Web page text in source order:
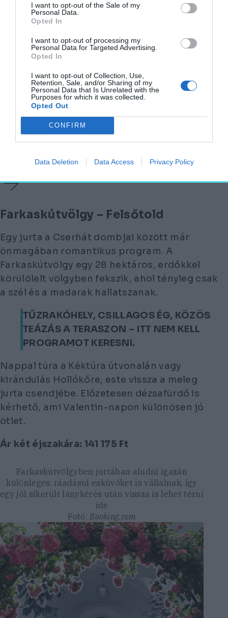
I want to opt-out of the Sale of my
Personal Data.
Opted In
I want to opt-out of processing my
Personal Data for Targeted Advertising.
Opted In
I want to opt-out of Collection, Use,
Retention, Sale, and/or Sharing of my
Personal Data that Is Unrelated with the
Purposes for which it was collected.
Opted Out
CONFIRM
Data Deletion Data Access Privacy Policy
Puszi helyett palota? –
Épületek titokzatos szerelmi
történetei
A vörös rózsa és a csokoládé szép, meg
jó, de palotát, emlékművet, kastélyt
építeni szívünk választottjának egy
egészen más szint.
Farkaskútvölgy – Felsőtold
Egy jurta a Cserhát dombjai között már
önmagában romantikus program. A
Farkaskútvölgy egy 28 hektáros, erdőkkel
körülölelt völgyben fekszik, ahol tényleg csak
a szél és a madarak hallatszanak.
TŰZRAKÓHELY, CSILLAGOS ÉG, KÖZÖS
TEÁZÁS A TERASZON – ITT NEM KELL
PROGRAMOT KERESNI.
Nappal túra a Kéktúra útvonalán vagy
kirándulás Hollókőre, este vissza a meleg
jurta csendjébe. Előzetesen dézsafürdő is
kérhető, ami Valentin-napon különösen jó
ötlet.
Ár két éjszakára: 141 175 Ft
Farkaskútvölgyben jurtában aludni igazán
különleges, ráadásul esküvőket is vállalnak, így
egy jól sikerült lánykérés után vissza is lehet térni
ide
Fotó: Booking.com